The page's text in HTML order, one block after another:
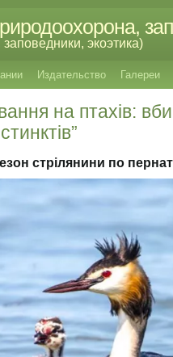
экоэтика)
Издательство Галереи
на птахів:
стрілянини по